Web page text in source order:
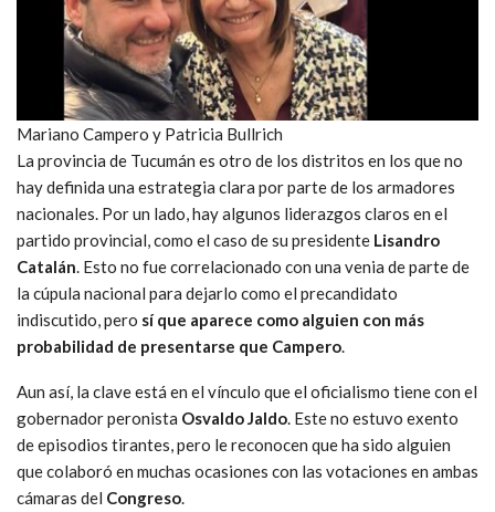
Mariano Campero y Patricia Bullrich
La provincia de Tucumán es otro de los distritos en los que no
hay definida una estrategia clara por parte de los armadores
nacionales. Por un lado, hay algunos liderazgos claros en el
partido provincial, como el caso de su presidente Lisandro
Catalán. Esto no fue correlacionado con una venia de parte de
la cúpula nacional para dejarlo como el precandidato
indiscutido, pero sí que aparece como alguien con más
probabilidad de presentarse que Campero.
Aun así, la clave está en el vínculo que el oficialismo tiene con el
gobernador peronista Osvaldo Jaldo. Este no estuvo exento
de episodios tirantes, pero le reconocen que ha sido alguien
que colaboró en muchas ocasiones con las votaciones en ambas
cámaras del Congreso.